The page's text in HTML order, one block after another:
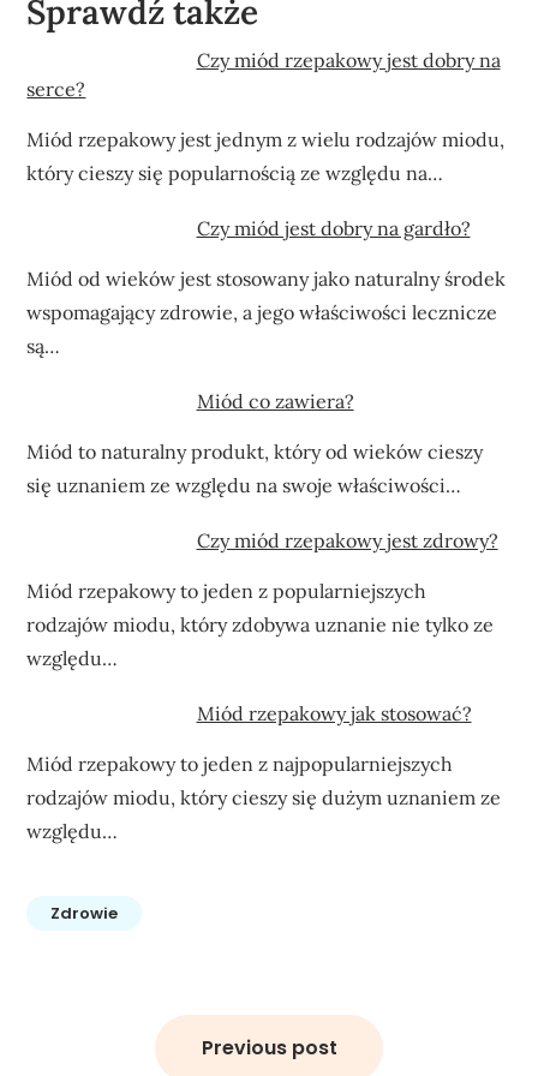
Sprawdź także
Czy miód rzepakowy jest dobry na
serce?
Miód rzepakowy jest jednym z wielu rodzajów miodu,
który cieszy się popularnością ze względu na…
Czy miód jest dobry na gardło?
Miód od wieków jest stosowany jako naturalny środek
wspomagający zdrowie, a jego właściwości lecznicze
są…
Miód co zawiera?
Miód to naturalny produkt, który od wieków cieszy
się uznaniem ze względu na swoje właściwości…
Czy miód rzepakowy jest zdrowy?
Miód rzepakowy to jeden z popularniejszych
rodzajów miodu, który zdobywa uznanie nie tylko ze
względu…
Miód rzepakowy jak stosować?
Miód rzepakowy to jeden z najpopularniejszych
rodzajów miodu, który cieszy się dużym uznaniem ze
względu…
Zdrowie
Previous post